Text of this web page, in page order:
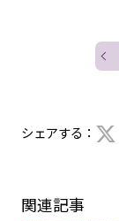
シェアする：
関連記事